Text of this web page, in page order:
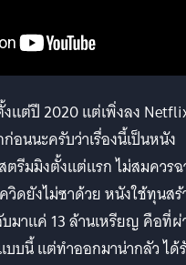
แต่ปี 2020 แต่เพิ่งลง
นนะครับว่าเรื่องนี้เป็นหนัง
ตรีมมิงตั้งแต่แรก ไม่สมควร
วิดยังไม่ซาด้วย หนังใช้ทุนสร้
มาแค่ 13 ล้านเหรียญ คือที่
บนี้ แต่ทำออกมาน่ากลัว ได้